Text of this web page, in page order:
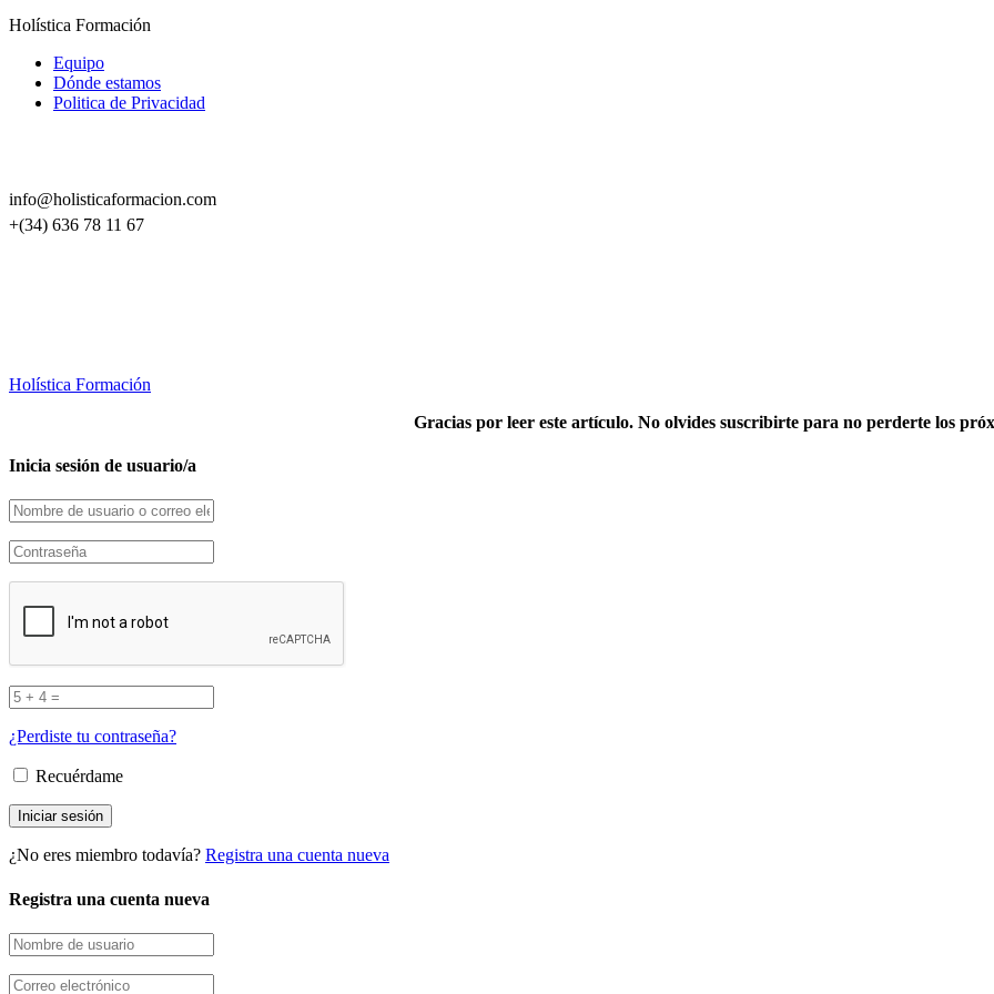
Holística Formación
Equipo
Dónde estamos
Politica de Privacidad
info@holisticaformacion.com
+(34) 636 78 11 67
Holística Formación
Gracias por leer este artículo. No olvides suscribirte para no perderte los
Inicia sesión de usuario/a
¿Perdiste tu contraseña?
Recuérdame
¿No eres miembro todavía? Registra una cuenta nueva
Registra una cuenta nueva